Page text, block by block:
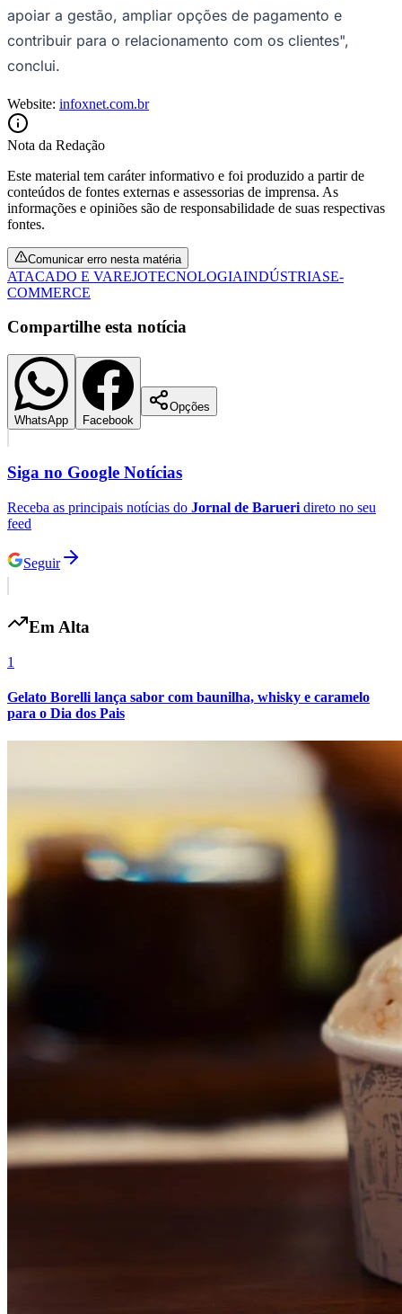
Fluminense
apoiar a gestão, ampliar opções de pagamento e
contribuir para o relacionamento com os clientes",
conclui.
Website: infoxnet.com.br
Nota da Redação
Este material tem caráter informativo e foi produzido a partir de
conteúdos de fontes externas e assessorias de imprensa. As
informações e opiniões são de responsabilidade de suas respectivas
fontes.
Comunicar erro nesta matéria
ATACADO E VAREJOTECNOLOGIAINDÚSTRIASE-
COMMERCE
Compartilhe esta notícia
WhatsApp Facebook
Opções
Siga no Google Notícias
Receba as principais notícias do Jornal de Barueri direto no seu
feed
Seguir
Em Alta
1
Gelato Borelli lança sabor com baunilha, whisky e caramelo
para o Dia dos Pais